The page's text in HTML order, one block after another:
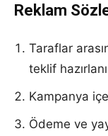
Reklam
Taraflar
teklif
Kampanya
Ödeme ve